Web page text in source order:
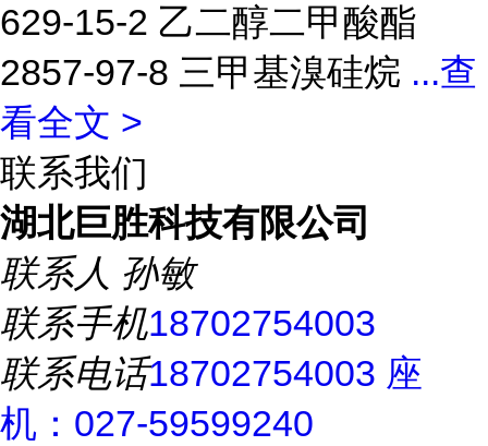
629-15-2 乙二醇二甲酸酯
2857-97-8 三甲基溴硅烷 ...查
看全文 >
联系我们
湖北巨胜科技有限公司
联系人 孙敏
联系手机18702754003
联系电话18702754003 座
机：027-59599240